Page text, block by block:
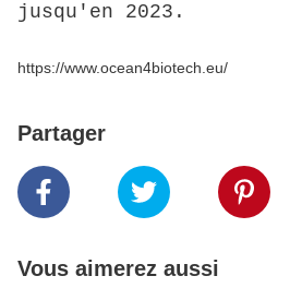
jusqu'en 2023.
https://www.ocean4biotech.eu/
Partager
Vous aimerez aussi